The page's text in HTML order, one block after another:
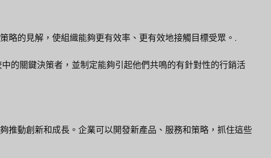
略的見解，使組織能夠更有效率、更有效地接觸目標受眾。.
的關鍵決策者，並制定能夠引起他們共鳴的有針對性的行銷活
推動創新和成長。企業可以開發新產品、服務和策略，抓住這些